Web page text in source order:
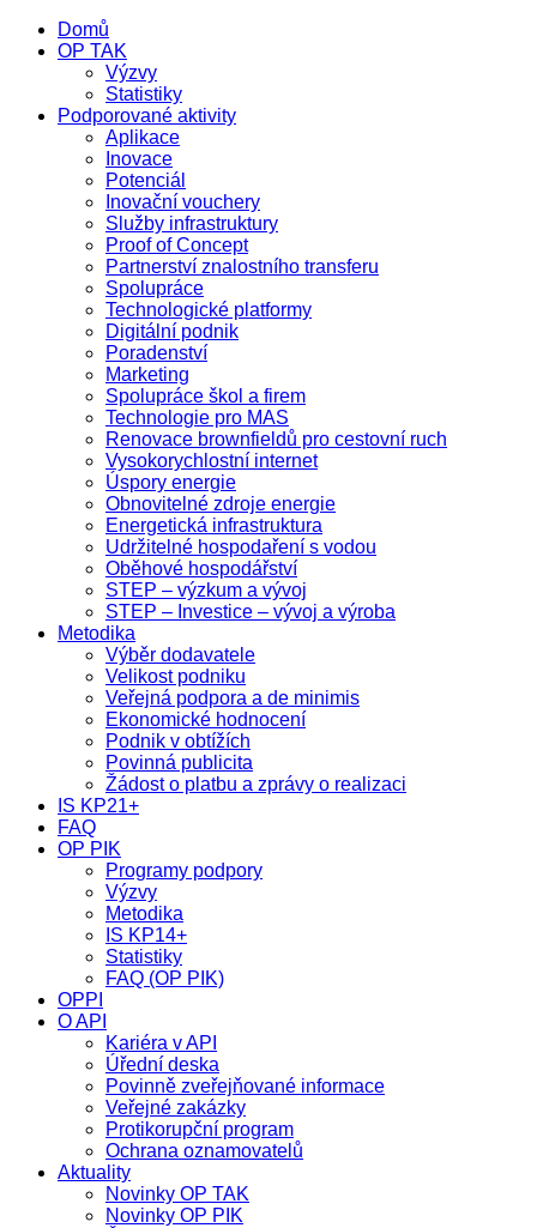
Domů
OP TAK
Výzvy
Statistiky
Podporované aktivity
Aplikace
Inovace
Potenciál
Inovační vouchery
Služby infrastruktury
Proof of Concept
Partnerství znalostního transferu
Spolupráce
Technologické platformy
Digitální podnik
Poradenství
Marketing
Spolupráce škol a firem
Technologie pro MAS
Renovace brownfieldů pro cestovní ruch
Vysokorychlostní internet
Úspory energie
Obnovitelné zdroje energie
Energetická infrastruktura
Udržitelné hospodaření s vodou
Oběhové hospodářství
STEP – výzkum a vývoj
STEP – Investice – vývoj a výroba
Metodika
Výběr dodavatele
Velikost podniku
Veřejná podpora a de minimis
Ekonomické hodnocení
Podnik v obtížích
Povinná publicita
Žádost o platbu a zprávy o realizaci
IS KP21+
FAQ
OP PIK
Programy podpory
Výzvy
Metodika
IS KP14+
Statistiky
FAQ (OP PIK)
OPPI
O API
Kariéra v API
Úřední deska
Povinně zveřejňované informace
Veřejné zakázky
Protikorupční program
Ochrana oznamovatelů
Aktuality
Novinky OP TAK
Novinky OP PIK